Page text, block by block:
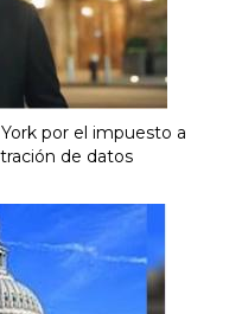
por el impuesto a
de datos